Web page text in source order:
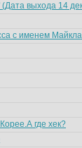
выхода 14
с именем
где хек?